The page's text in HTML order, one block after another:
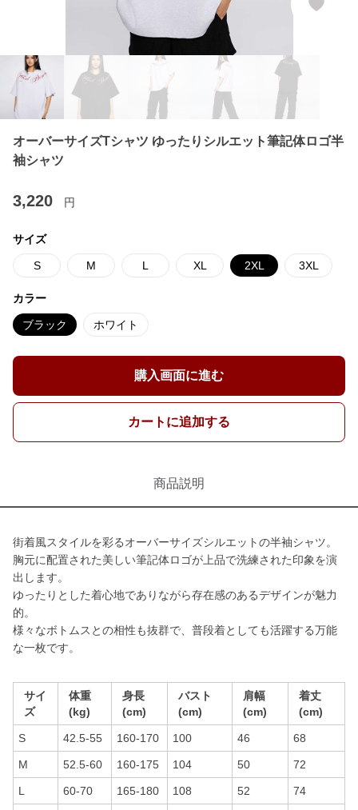
オーバーサイズTシャツ ゆったりシルエット筆記体ロゴ半
袖シャツ
3,220 円
サイズ
S M L XL 2XL 3XL
カラー
ブラック ホワイト
購入画面に進む
カートに追加する
商品説明
街着風スタイルを彩るオーバーサイズシルエットの半袖シャツ。
胸元に配置された美しい筆記体ロゴが上品で洗練された印象を演
出します。
ゆったりとした着心地でありながら存在感のあるデザインが魅力
的。
様々なボトムスとの相性も抜群で、普段着としても活躍する万能
な一枚です。
サイ
ズ
体重
(kg)
身長
(cm)
バスト
(cm)
肩幅
(cm)
着丈
(cm)
S 42.5-55 160-170 100 46 68
M 52.5-60 160-175 104 50 72
L 60-70 165-180 108 52 74